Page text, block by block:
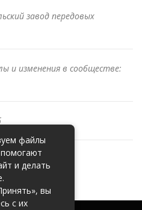
завод передовых
и изменения в сообществе:
файлы
и делать
вы
с их